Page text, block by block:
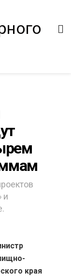
и
края